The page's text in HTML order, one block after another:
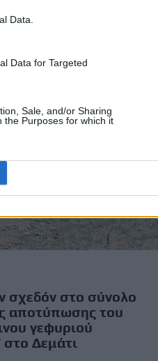
Data.
Data for Targeted
Sale, and/or Sharing
the Purposes for which it
σχεδόν στο σύνολο
αποτύπωσης του
γεφυριού
Δεμάτι